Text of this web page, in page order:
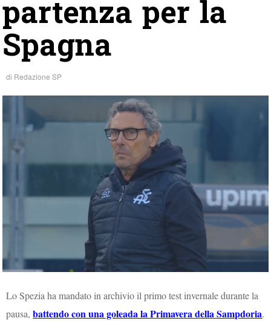
partenza per la
Spagna
di Redazione SP
Lo Spezia ha mandato in archivio il primo test invernale durante la
pausa,battendo con una goleada la Primavera della Sampdoria.